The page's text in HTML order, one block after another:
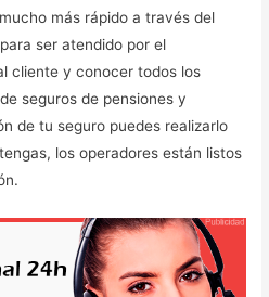
más rápido a través del
para ser atendido por el
cliente y conocer todos los
seguros de pensiones y
de tu seguro puedes realizarlo
los operadores están listos